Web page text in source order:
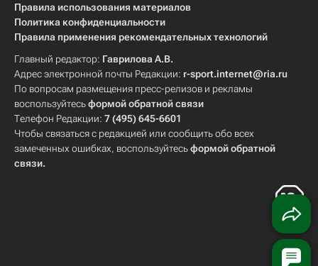
Правила использования материалов
Политика конфиденциальности
Правила применения рекомендательных технологий
Главный редактор: Гаврилова А.В.
Адрес электронной почты Редакции: r-sport.internet@ria.ru
По вопросам размещения пресс-релизов и рекламы
воспользуйтесьформой обратной связи
Телефон Редакции: 7 (495) 645-6601
Чтобы связаться с редакцией или сообщить обо всех
замеченных ошибках, воспользуйтесьформой обратной
связи.